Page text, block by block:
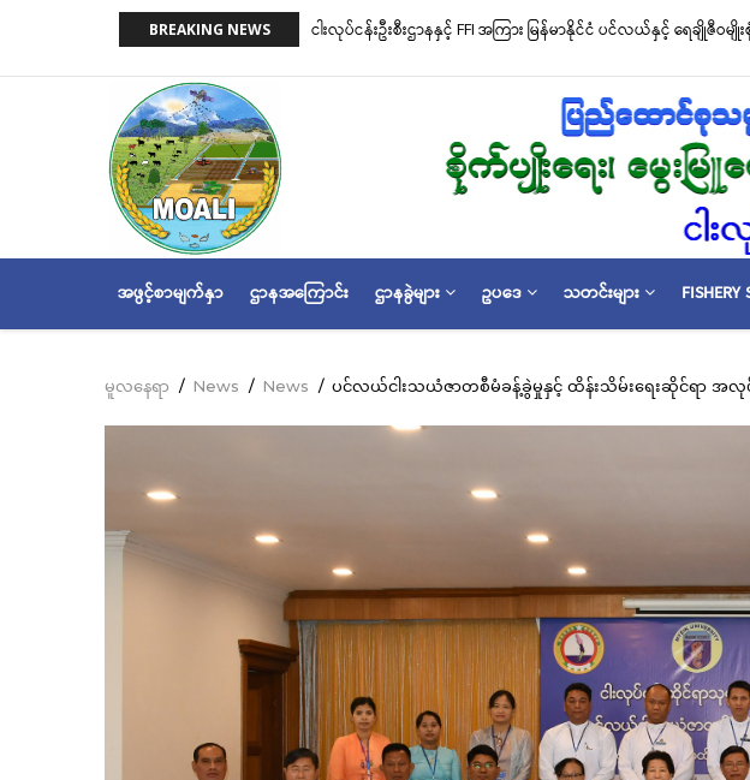
BREAKING NEWS
းဌာနနှင့် FFI အကြား မြန်မာနိုင်ငံ ပင်လယ်နှင့် ရေချိုဇီဝမျိုးစုံမျိုးကွဲများ ထိန်းသိမ်းကာကွယ်စောင့်ရှောက်ခြင်းလုပ်ငန်းများ ဆ
MAIN
NAVIGATION
အဖွင့်စာမျက်နှာ ဌာနအကြောင်း ဌာနခွဲများ ဥပဒေ သတင်းများ FISHERY
Breadcrumb
မူလနေရာ / News / News / ပင်လယ်ငါးသယံဇာတစီမံခန့်ခွဲမှုနှင့် ထိန်းသိမ်းရေးဆိုင်ရာ အလုပ်ရုံ